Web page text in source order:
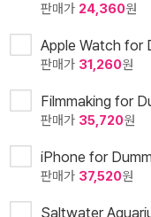
판매가 24,360원
Apple Watch for
판매가 31,260원
Filmmaking for
판매가 35,720원
iPhone for
판매가 37,520원
Saltwater